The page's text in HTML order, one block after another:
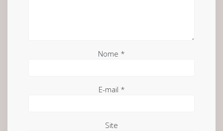
Nome *
E-mail *
Site